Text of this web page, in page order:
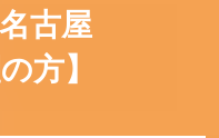
古屋
方】